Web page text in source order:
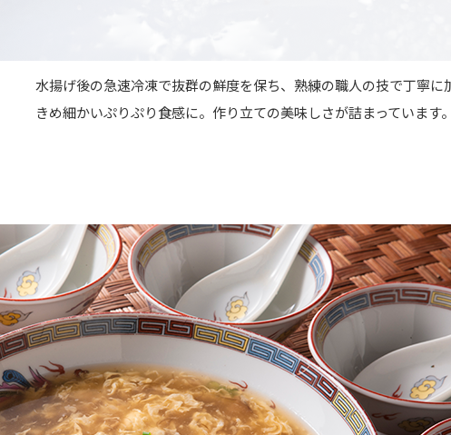
水揚げ後の急速冷凍で抜群の鮮度を保ち、熟練の職人の技で丁寧に
きめ細かいぷりぷり食感に。作り立ての美味しさが詰まっています。